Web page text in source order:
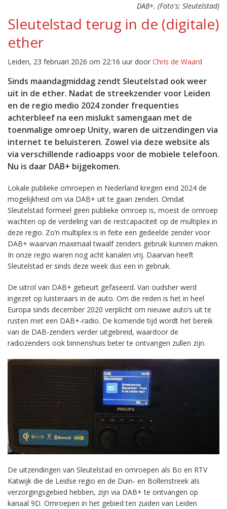
DAB+. (Foto's: Sleutelstad)
Sleutelstad terug in de (digitale)
ether
Leiden, 23 februari 2026 om 22:16 uur door Chris de Waard
Sinds maandagmiddag zendt Sleutelstad ook weer
uit in de ether. Nadat de streekzender voor Leiden
en de regio medio 2024 zonder frequenties
achterbleef na een mislukt samengaan met de
toenmalige omroep Unity, waren de uitzendingen via
internet te beluisteren. Zowel via deze website als
via verschillende radioapps voor de mobiele telefoon.
Nu is daar DAB+ bijgekomen.
Lokale publieke omroepen in Nederland kregen eind 2024 de
mogelijkheid om via DAB+ uit te gaan zenden. Omdat
Sleutelstad formeel geen publieke omroep is, moest de omroep
wachten op de verdeling van de restcapaciteit op de multiplex in
deze regio. Zo’n multiplex is in feite een gedeelde zender voor
DAB+ waarvan maximaal twaalf zenders gebruik kunnen maken.
In onze regio waren nog acht kanalen vrij. Daarvan heeft
Sleutelstad er sinds deze week dus een in gebruik.
De uitrol van DAB+ gebeurt gefaseerd. Van oudsher werd
ingezet op luisteraars in de auto. Om die reden is het in heel
Europa sinds december 2020 verplicht om nieuwe auto’s uit te
rusten met een DAB+-radio. De komende tijd wordt het bereik
van de DAB-zenders verder uitgebreid, waardoor de
radiozenders ook binnenshuis beter te ontvangen zullen zijn.
De uitzendingen van Sleutelstad en omroepen als Bo en RTV
Katwijk die de Leidse regio en de Duin- en Bollenstreek als
verzorgingsgebied hebben, zijn via DAB+ te ontvangen op
kanaal 9D. Omroepen in het gebied ten zuiden van Leiden